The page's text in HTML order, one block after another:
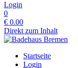
Login
0
€ 0.00
Direkt zum Inhalt
Startseite
Login